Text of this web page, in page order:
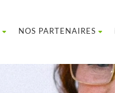
NOS PARTENAIRES